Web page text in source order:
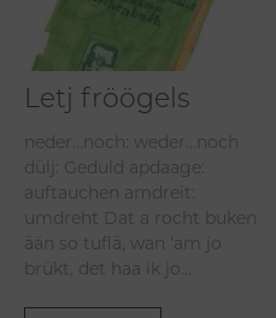
Letj fröögels
neder…noch: weder…noch
dülj: Geduld apdaage:
auftauchen amdreit:
umdreht Dat a rocht buken
ään so tuflä, wan ‘am jo
brükt, det haa ik jo...